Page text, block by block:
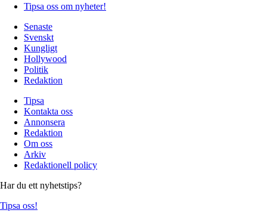
Tipsa oss om nyheter!
Senaste
Svenskt
Kungligt
Hollywood
Politik
Redaktion
Tipsa
Kontakta oss
Annonsera
Redaktion
Om oss
Arkiv
Redaktionell policy
Har du ett nyhetstips?
Tipsa oss!